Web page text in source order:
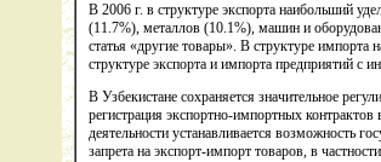
В 2006 г. в структуре экспорта наибольший
(11.7%), металлов (10.1%), машин и
статья «другие товары». В структуре
структуре экспорта и импорта предприятий с
В Узбекистане сохраняется значительное
регистрация экспортно-импортных
деятельности устанавливается возможность
запрета на экспорт-импорт товаров, в